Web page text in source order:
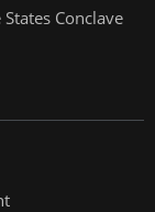
States Conclave